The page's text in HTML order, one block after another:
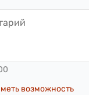
возможность